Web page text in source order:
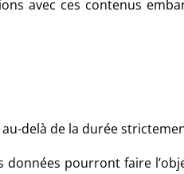
avec ces contenus
delà de la durée
pourront faire